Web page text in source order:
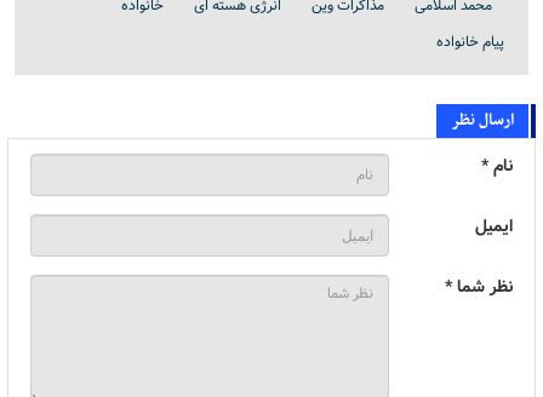
محمد اسلامی مذاکرات وین انرژی هسته ای
خانواده
پیام خانواده
ارسال نظر
نام *
ایمیل
نظر شما *